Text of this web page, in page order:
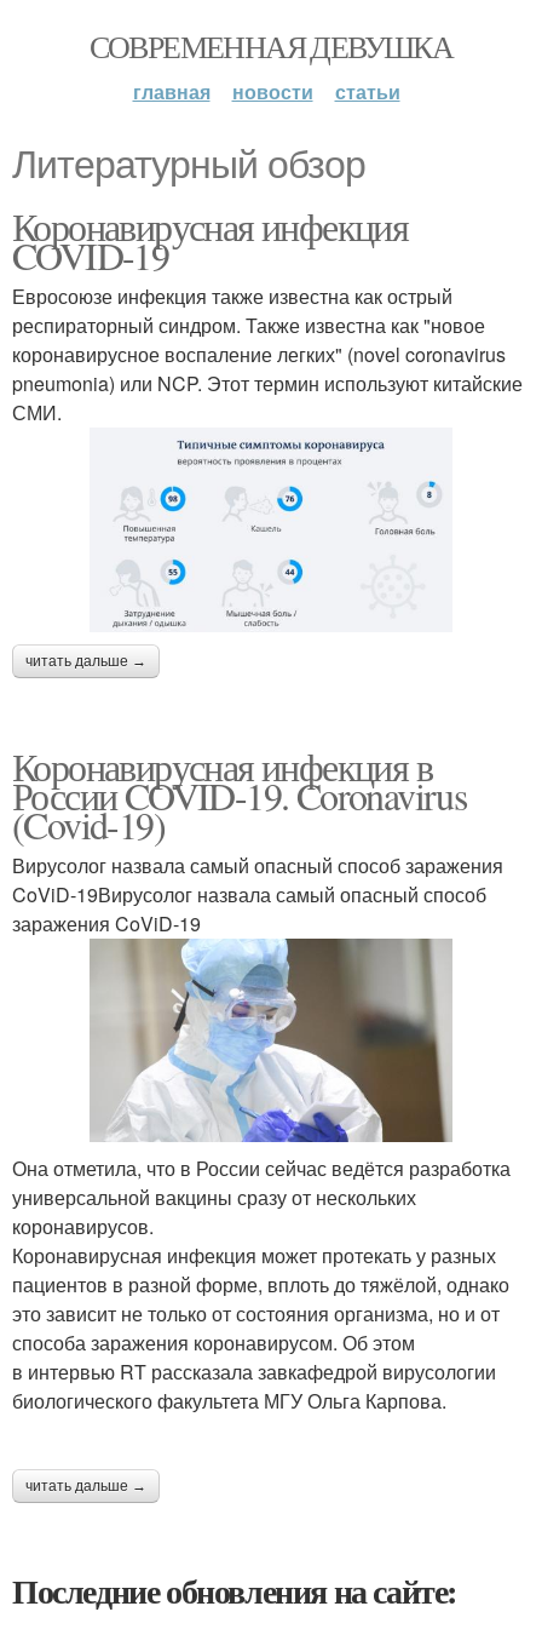
СОВРЕМЕННАЯ ДЕВУШКА
главная новости статьи
Литературный обзор
Коронавирусная инфекция
COVID-19
Евросоюзе инфекция также известна как острый
респираторный синдром. Также известна как "новое
коронавирусное воспаление легких" (novel coronavirus
pneumonia) или NCP. Этот термин используют китайские
СМИ.
читать дальше →
Коронавирусная инфекция в
России COVID-19. Coronavirus
(Covid-19)
Вирусолог назвала самый опасный способ заражения
CoViD-19Вирусолог назвала самый опасный способ
заражения CoViD-19
Она отметила, что в России сейчас ведётся разработка
универсальной вакцины сразу от нескольких
коронавирусов.
Коронавирусная инфекция может протекать у разных
пациентов в разной форме, вплоть до тяжёлой, однако
это зависит не только от состояния организма, но и от
способа заражения коронавирусом. Об этом
в интервью RT рассказала завкафедрой вирусологии
биологического факультета МГУ Ольга Карпова.
читать дальше →
Последние обновления на сайте: